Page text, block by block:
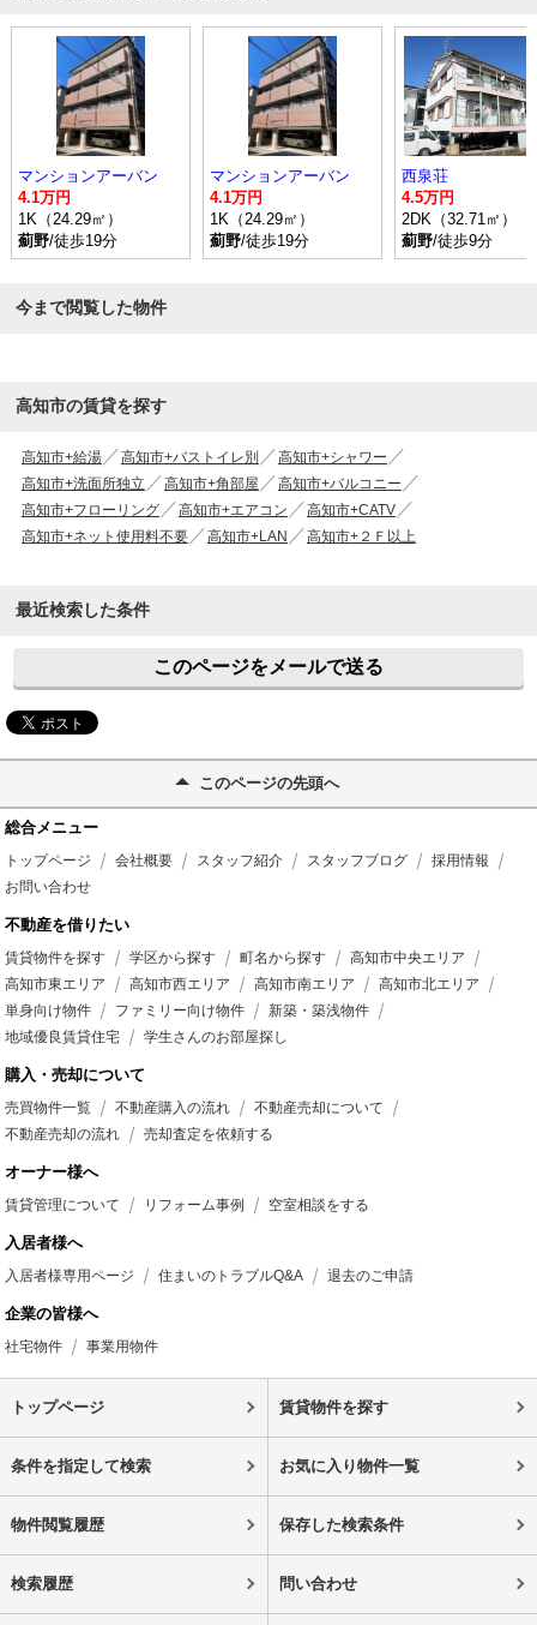
マンションアーバン
4.1万円
1K（24.29㎡）
薊野/徒歩19分
マンションアーバン
4.1万円
1K（24.29㎡）
薊野/徒歩19分
西泉荘
4.5万円
2DK（32.71㎡）
薊野/徒歩9分
今まで閲覧した物件
高知市の賃貸を探す
高知市+給湯 高知市+バストイレ別
高知市+シャワー
高知市+洗面所独立
高知市+角部屋
高知市+バルコニー
高知市+フローリング
高知市+エアコン
高知市+CATV
高知市+ネット使用料不要
高知市+LAN 高知市+２Ｆ以上
最近検索した条件
このページをメールで送る
このページの先頭へ
総合メニュー
トップページ 会社概要 スタッフ紹介 スタッフブログ
採用情報
お問い合わせ
不動産を借りたい
賃貸物件を探す 学区から探す 町名から探す
高知市中央エリア
高知市東エリア
高知市西エリア 高知市南エリア
高知市北エリア
単身向け物件
ファミリー向け物件
新築・築浅物件
地域優良賃貸住宅
学生さんのお部屋探し
購入・売却について
売買物件一覧 不動産購入の流れ
不動産売却について
不動産売却の流れ
売却査定を依頼する
オーナー様へ
賃貸管理について リフォーム事例 空室相談をする
入居者様へ
入居者様専用ページ 住まいのトラブルQ&A 退去のご申請
企業の皆様へ
社宅物件 事業用物件
トップページ 賃貸物件を探す
条件を指定して検索 お気に入り物件一覧
物件閲覧履歴 保存した検索条件
検索履歴 問い合わせ